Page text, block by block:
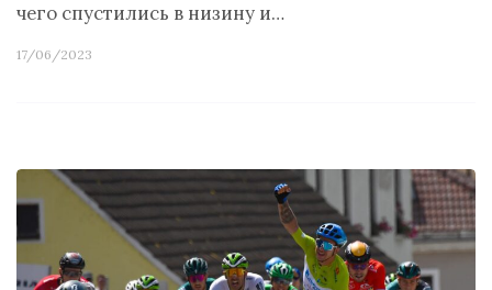
чего спустились в низину и…
17/06/2023